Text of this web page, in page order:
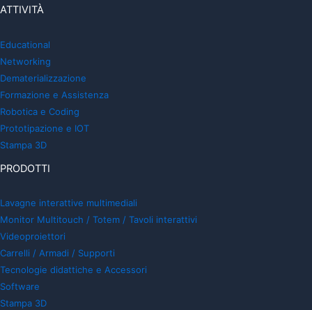
ATTIVITÀ
Educational
Networking
Dematerializzazione
Formazione e Assistenza
Robotica e Coding
Prototipazione e IOT
Stampa 3D
PRODOTTI
Lavagne interattive multimediali
Monitor Multitouch / Totem / Tavoli interattivi
Videoproiettori
Carrelli / Armadi / Supporti
Tecnologie didattiche e Accessori
Software
Stampa 3D